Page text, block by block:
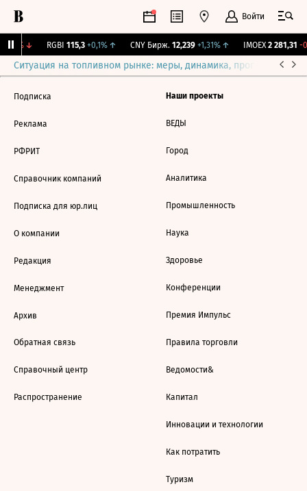
Войти
↓ RGBI 115,3 +0,1%↑ CNY Бирж. 12,239 +1,31%↑ IMOEX 2 281,31 -
Ситуация на топливном рынке: меры, динамика, прогнозы
Подписка
Реклама
РФРИТ
Справочник компаний
Подписка для юр.лиц
О компании
Редакция
Менеджмент
Архив
Обратная связь
Справочный центр
Распространение
Наши проекты
ВЕДЫ
Город
Аналитика
Промышленность
Наука
Здоровье
Конференции
Премия Импульс
Правила торговли
Ведомости&
Капитал
Инновации и технологии
Как потратить
Туризм